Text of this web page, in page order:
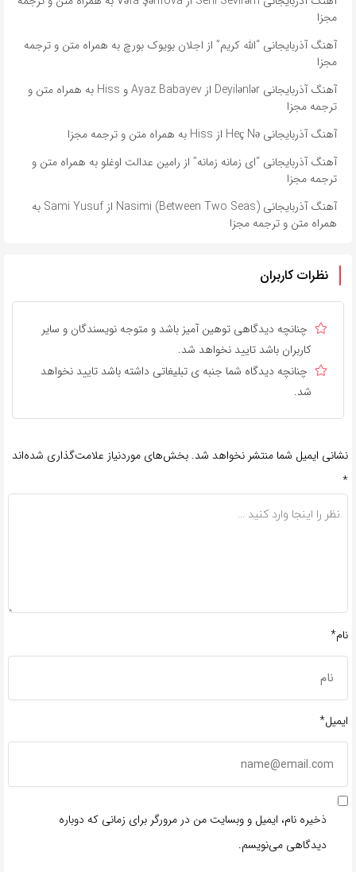
مجزا
آهنگ آذربایجانی “الله کریم” از اجلان بویوک بورچ به همراه متن و ترجمه
مجزا
آهنگ آذربایجانی Deyilənlər از Ayaz Babayev و Hiss به همراه متن و
ترجمه مجزا
آهنگ آذربایجانی Heç Nə از Hiss به همراه متن و ترجمه مجزا
آهنگ آذربایجانی “ای زمانه زمانه” از رامین عدالت اوغلو به همراه متن و
ترجمه مجزا
آهنگ آذربایجانی Nasimi (Between Two Seas) از Sami Yusuf به
همراه متن و ترجمه مجزا
نظرات کاربران
چنانچه دیدگاهی توهین آمیز باشد و متوجه نویسندگان و سایر
کاربران باشد تایید نخواهد شد.
چنانچه دیدگاه شما جنبه ی تبلیغاتی داشته باشد تایید نخواهد
شد.
نشانی ایمیل شما منتشر نخواهد شد. بخش‌های موردنیاز علامت‌گذاری شده‌اند
*
نام*
ایمیل*
ذخیره نام، ایمیل و وبسایت من در مرورگر برای زمانی که دوباره
دیدگاهی می‌نویسم.